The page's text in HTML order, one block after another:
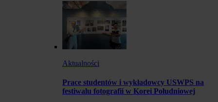
Aktualności
Prace studentów i wykładowcy USWPS na
festiwalu fotografii w Korei Południowej